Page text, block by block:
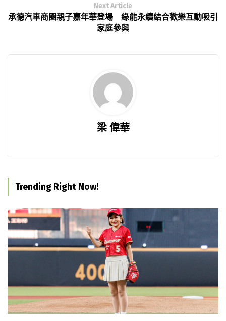
Next Article
承德汽車商圈親子嘉年華登場 綠能永續結合歡樂互動吸引
家庭參與
梁 偉華
Trending Right Now!